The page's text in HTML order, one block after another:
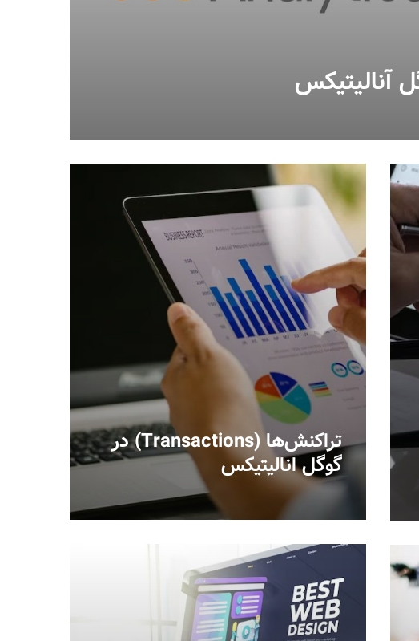
تراکنش‌ها (Transactions) در
گوگل انالیتیکس